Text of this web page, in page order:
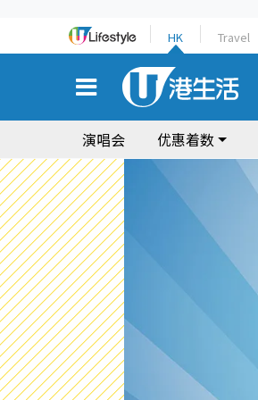
HK Travel
演唱会 优惠着数